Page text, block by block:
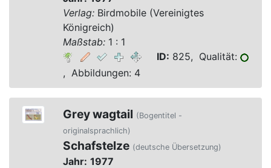
Verlag:Birdmobile (Vereinigtes
Königreich)
Maßstab:1 : 1
ID: 825, Qualität:
, Abbildungen: 4
Grey wagtail (Bogentitel -
originalsprachlich)
Schafstelze (deutsche Übersetzung)
Jahr: 1977